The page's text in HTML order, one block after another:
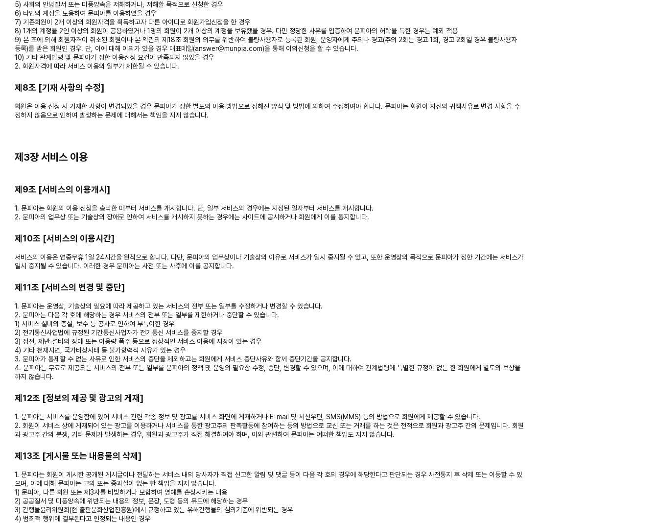
5) 사회의 안녕질서 또는 미풍양속을 저해하거나, 저해할 목적으로 신청한 경우
6) 타인의 계정을 도용하여 문피아를 이용하였을 경우
7) 기존회원이 2개 이상의 회원자격을 획득하고자 다른 아이디로 회원가입신청을 한 경우
8) 1개의 계정을 2인 이상의 회원이 공용하였거나 1명의 회원이 2개 이상의 계정을 보유했을 경우. 다만 정당한 사유를 입증하여 문피아의 허락을 득한 경우는 예외 적용
9) 본 조에 의해 회원자격이 취소된 회원이나 본 약관의 제18조 회원의 의무를 위반하여 불량사용자로 등록된 회원, 운영자에게 주의나 경고(주의 2회는 경고 1회, 경고 2회일 경우 불량사용자
등록)를 받은 회원인 경우. 단, 이에 대해 이의가 있을 경우 대표메일(answer@munpia.com)을 통해 이의신청을 할 수 있습니다.
10) 기타 관계법령 및 문피아가 정한 이용신청 요건이 만족되지 않았을 경우
2. 회원자격에 따라 서비스 이용의 일부가 제한될 수 있습니다.
제8조 [기재 사항의 수정]
회원은 이용 신청 시 기재한 사항이 변경되었을 경우 문피아가 정한 별도의 이용 방법으로 정해진 양식 및 방법에 의하여 수정하여야 합니다. 문피아는 회원이 자신의 귀책사유로 변경 사항을 수
정하지 않음으로 인하여 발생하는 문제에 대해서는 책임을 지지 않습니다.
제3장 서비스 이용
제9조 [서비스의 이용개시]
1. 문피아는 회원의 이용 신청을 승낙한 때부터 서비스를 개시합니다. 단, 일부 서비스의 경우에는 지정된 일자부터 서비스를 개시합니다.
2. 문피아의 업무상 또는 기술상의 장애로 인하여 서비스를 개시하지 못하는 경우에는 사이트에 공시하거나 회원에게 이를 통지합니다.
제10조 [서비스의 이용시간]
서비스의 이용은 연중무휴 1일 24시간을 원칙으로 합니다. 다만, 문피아의 업무상이나 기술상의 이유로 서비스가 일시 중지될 수 있고, 또한 운영상의 목적으로 문피아가 정한 기간에는 서비스가
일시 중지될 수 있습니다. 이러한 경우 문피아는 사전 또는 사후에 이를 공지합니다.
제11조 [서비스의 변경 및 중단]
1. 문피아는 운영상, 기술상의 필요에 따라 제공하고 있는 서비스의 전부 또는 일부를 수정하거나 변경할 수 있습니다.
2. 문피아는 다음 각 호에 해당하는 경우 서비스의 전부 또는 일부를 제한하거나 중단할 수 있습니다.
1) 서비스 설비의 증설, 보수 등 공사로 인하여 부득이한 경우
2) 전기통신사업법에 규정된 기간통신사업자가 전기통신 서비스를 중지할 경우
3) 정전, 제반 설비의 장애 또는 이용량 폭주 등으로 정상적인 서비스 이용에 지장이 있는 경우
4) 기타 천재지변, 국가비상사태 등 불가항력적 사유가 있는 경우
3. 문피아가 통제할 수 없는 사유로 인한 서비스의 중단을 제외하고는 회원에게 서비스 중단사유와 함께 중단기간을 공지합니다.
4. 문피아는 무료로 제공되는 서비스의 전부 또는 일부를 문피아의 정책 및 운영의 필요상 수정, 중단, 변경할 수 있으며, 이에 대하여 관계법령에 특별한 규정이 없는 한 회원에게 별도의 보상을
하지 않습니다.
제12조 [정보의 제공 및 광고의 게재]
1. 문피아는 서비스를 운영함에 있어 서비스 관련 각종 정보 및 광고를 서비스 화면에 게재하거나 E-mail 및 서신우편, SMS(MMS) 등의 방법으로 회원에게 제공할 수 있습니다.
2. 회원이 서비스 상에 게재되어 있는 광고를 이용하거나 서비스를 통한 광고주의 판촉활동에 참여하는 등의 방법으로 교신 또는 거래를 하는 것은 전적으로 회원과 광고주 간의 문제입니다. 회원
과 광고주 간의 분쟁, 기타 문제가 발생하는 경우, 회원과 광고주가 직접 해결하여야 하며, 이와 관련하여 문피아는 어떠한 책임도 지지 않습니다.
제13조 [게시물 또는 내용물의 삭제]
1. 문피아는 회원이 게시한 공개된 게시글이나 전달하는 서비스 내의 당사자가 직접 신고한 알림 및 댓글 등이 다음 각 호의 경우에 해당한다고 판단되는 경우 사전통지 후 삭제 또는 이동할 수 있
으며, 이에 대해 문피아는 고의 또는 중과실이 없는 한 책임을 지지 않습니다.
1) 문피아, 다른 회원 또는 제3자를 비방하거나 모함하여 명예를 손상시키는 내용
2) 공공질서 및 미풍양속에 위반되는 내용의 정보, 문장, 도형 등의 유포에 해당하는 경우
3) 간행물윤리위원회(현 출판문화산업진흥원)에서 규정하고 있는 유해간행물의 심의기준에 위반되는 경우
4) 범죄적 행위에 결부된다고 인정되는 내용인 경우